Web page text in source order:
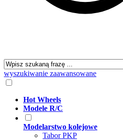
wyszukiwanie zaawansowane
Hot Wheels
Modele R/C
Modelarstwo kolejowe
Tabor PKP